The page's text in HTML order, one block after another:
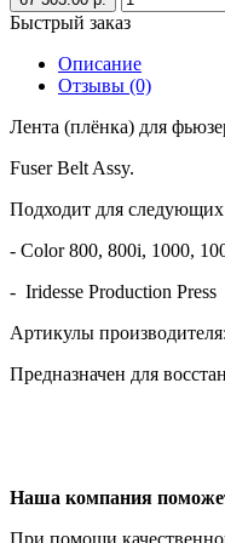
Быстрый заказ
Описание
Отзывы (0)
Лента (плёнка) для
Fuser Belt Assy.
Подходит для
- Color 800, 800i, 1000,
- Iridesse Production Press
Артикулы
Предназначен для
Наша компания